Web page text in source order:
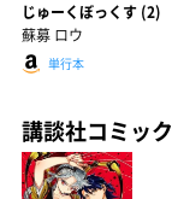
じゅーくぼっくす (2)
蘇募 ロウ
単行本
講談社コミッ